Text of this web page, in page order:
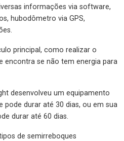
informações via software,
hubodômetro via GPS,
principal, como realizar o
encontra se não tem energia para
desenvolveu um equipamento
pode durar até 30 dias, ou em sua
durar até 60 dias.
de semirreboques